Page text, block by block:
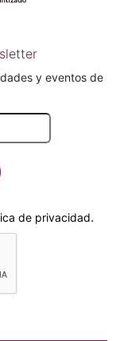
y eventos de
de privacidad.